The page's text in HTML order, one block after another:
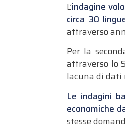
L’indagine
circa 30
attraverso
Per la
attraverso lo
lacuna di dati
Le indagini
economiche
stesse